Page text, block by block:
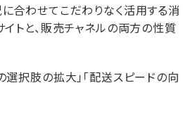
合わせてこだわりなく活用する消
トと、販売チャネルの両方の性質
選択肢の拡大」「配送スピードの向